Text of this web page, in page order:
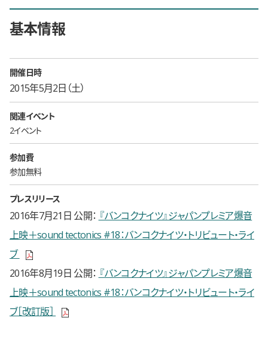
基本情報
開催日時
2015年5月2日（土）
関連イベント
2イベント
参加費
参加無料
プレスリリース
2016年7月21日 公開 『バンコクナイツ』ジャパンプレミア爆音
上映＋sound tectonics #18：バンコクナイツ・トリビュート・ライ
ブ 新しいウィンドウで開きます
2016年8月19日 公開 『バンコクナイツ』ジャパンプレミア爆音
上映＋sound tectonics #18：バンコクナイツ・トリビュート・ライ
ブ［改訂版］
新しいウィンドウで開きます